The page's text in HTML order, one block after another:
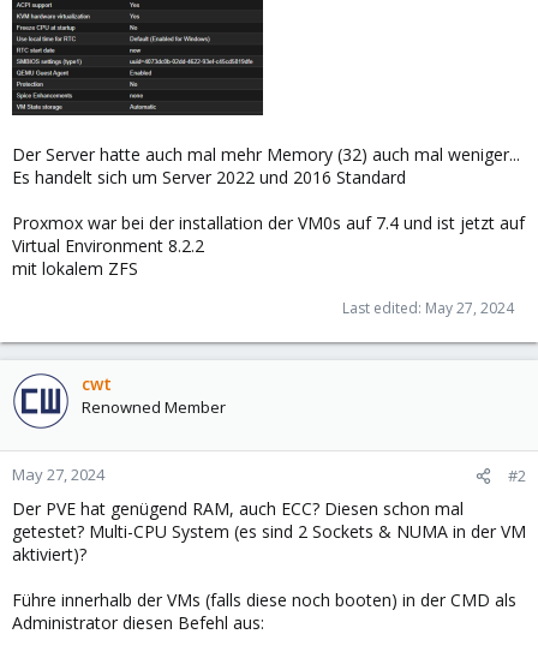
Der Server hatte auch mal mehr Memory (32) auch mal weniger...
Es handelt sich um Server 2022 und 2016 Standard
Proxmox war bei der installation der VM0s auf 7.4 und ist jetzt auf
Virtual Environment 8.2.2
mit lokalem ZFS
Last edited: May 27, 2024
cwt
Renowned Member
May 27, 2024 #2
Der PVE hat genügend RAM, auch ECC? Diesen schon mal
getestet? Multi-CPU System (es sind 2 Sockets & NUMA in der VM
aktiviert)?
Führe innerhalb der VMs (falls diese noch booten) in der CMD als
Administrator diesen Befehl aus: